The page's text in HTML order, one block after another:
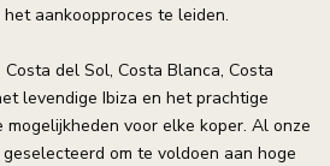
aankoopproces te leiden.
del Sol, Costa Blanca, Costa
levendige Ibiza en het prachtige
voor elke koper. Al onze
om te voldoen aan hoge